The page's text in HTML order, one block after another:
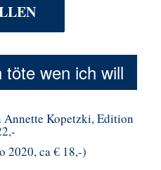
wen ich will
Annette Kopetzki, Edition
2020, ca € 18,-)